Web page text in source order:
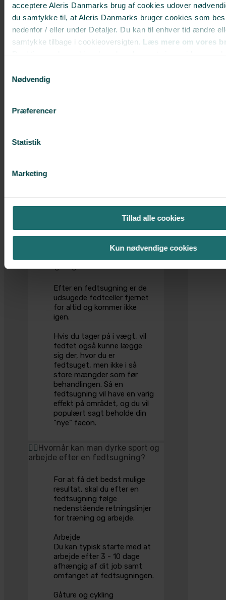
acceptere Aleris Danmarks brug af cookies udover
du samtykke til, at Aleris Danmarks bruger cookies som
nedenfor / eller under Detaljer. Du kan til enhver tid ændre
samtykke tilbage i cookieoversigten. Læs mere om vores
Deaktiverer du cookies, kan du opleve, at visse sider, som
Nødvendig
Præferencer
Statistik
Marketing
Tillad alle cookies
Kun nødvendige cookies
Mange patienter er lidt
usikre på, hvor store ar man
får efter en fedtsugning.
Læs nedenfor
Man forsøger så vidt muligt
steder, som er mindre
overdel eller solcreme med
min. solfaktor 15.
Efter en fedtsugning er de
udsugede fedtceller fjernet
for altid og kommer ikke
igen.
Hvis du tager på i vægt, vil
fedtet også kunne lægge
sig der, hvor du er
fedtsuget, men ikke i så
store mængder som før
behandlingen. Så en
fedtsugning vil have en varig
effekt på området, og du vil
populært sagt beholde din
”nye” facon.
Hvornår kan man dyrke sport og
arbejde efter en fedtsugning?
For at få det bedst mulige
resultat, skal du efter en
fedtsugning følge
nedenstående retningslinjer
for træning og arbejde.
Arbejde
Du kan typisk starte med at
arbejde efter 3 - 10 dage
afhængig af dit job samt
omfanget af fedtsugningen.
Gåture og cykling